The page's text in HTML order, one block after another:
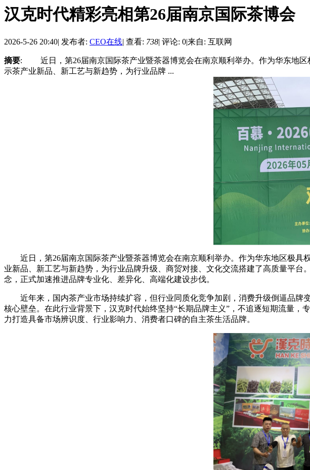
汉克时代精彩亮相第26届南京国际茶博会
2026-5-26 20:40| 发布者: CEO在线| 查看: 738| 评论: 0|来自: 互联网
摘要: 近日，第26届南京国际茶产业暨茶器博览会在南京顺利举办。作为华东地区
示茶产业新品、新工艺与新趋势，为行业品牌 ...
近日，第26届南京国际茶产业暨茶器博览会在南京顺利举办。作为华东地区极具
业新品、新工艺与新趋势，为行业品牌升级、商贸对接、文化交流搭建了高质量平台
念，正式加速推进品牌专业化、差异化、高端化建设步伐。
近年来，国内茶产业市场持续扩容，但行业同质化竞争加剧，消费升级倒逼品牌变
核心壁垒。在此行业背景下，汉克时代始终坚持“长期品牌主义”，不追逐短期流量
力打造具备市场辨识度、行业影响力、消费者口碑的自主茶生活品牌。